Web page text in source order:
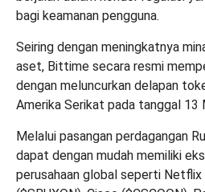
bagi keamanan pengguna.
Seiring dengan meningkatnya
aset, Bittime secara resmi
dengan meluncurkan delapan
Amerika Serikat pada tanggal 13
Melalui pasangan perdagangan
dapat dengan mudah memiliki
perusahaan global seperti Netflix